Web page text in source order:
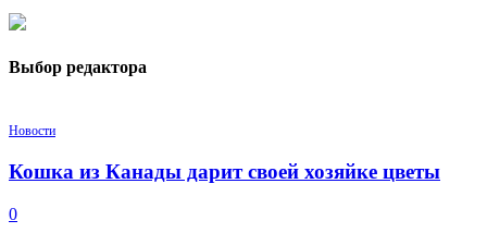
Выбор редактора
Новости
Кошка из Канады дарит своей хозяйке цветы
0